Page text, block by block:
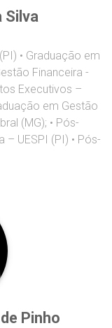
Silva
• Graduação em
Financeira -
Executivos –
em Gestão
(MG); • Pós-
UESPI (PI) • Pós-
Pinho